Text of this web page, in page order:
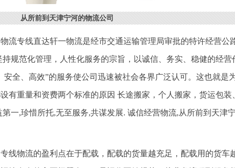
从所前到天津宁河的物流公司
流专线直达轩一物流是经市交通运输管理局审批的特许经营公
规范化管理，人性化服务的宗旨，以诚信、务实、稳健的经营
安全、高效”的服务使公司迅速被社会各界广泛认可。这也就是
有重量和资费两个标准的原因 长途搬家，个人搬家，货运包装
一,珍惜所托,无至服务,共谋发展. 诚信经营物流,从所前到天津
线物流的盈利点在于配载，配载的货量越充足，配载用的货车